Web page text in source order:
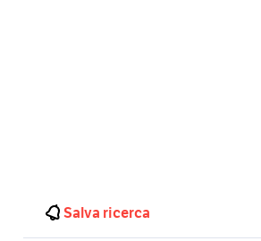
Salva ricerca